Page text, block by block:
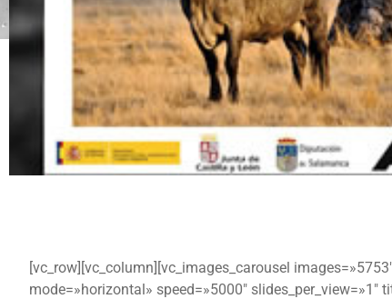
[vc_row][vc_column][vc_images_carousel
mode=»horizontal» speed=»5000″ slides_per_view=»1″